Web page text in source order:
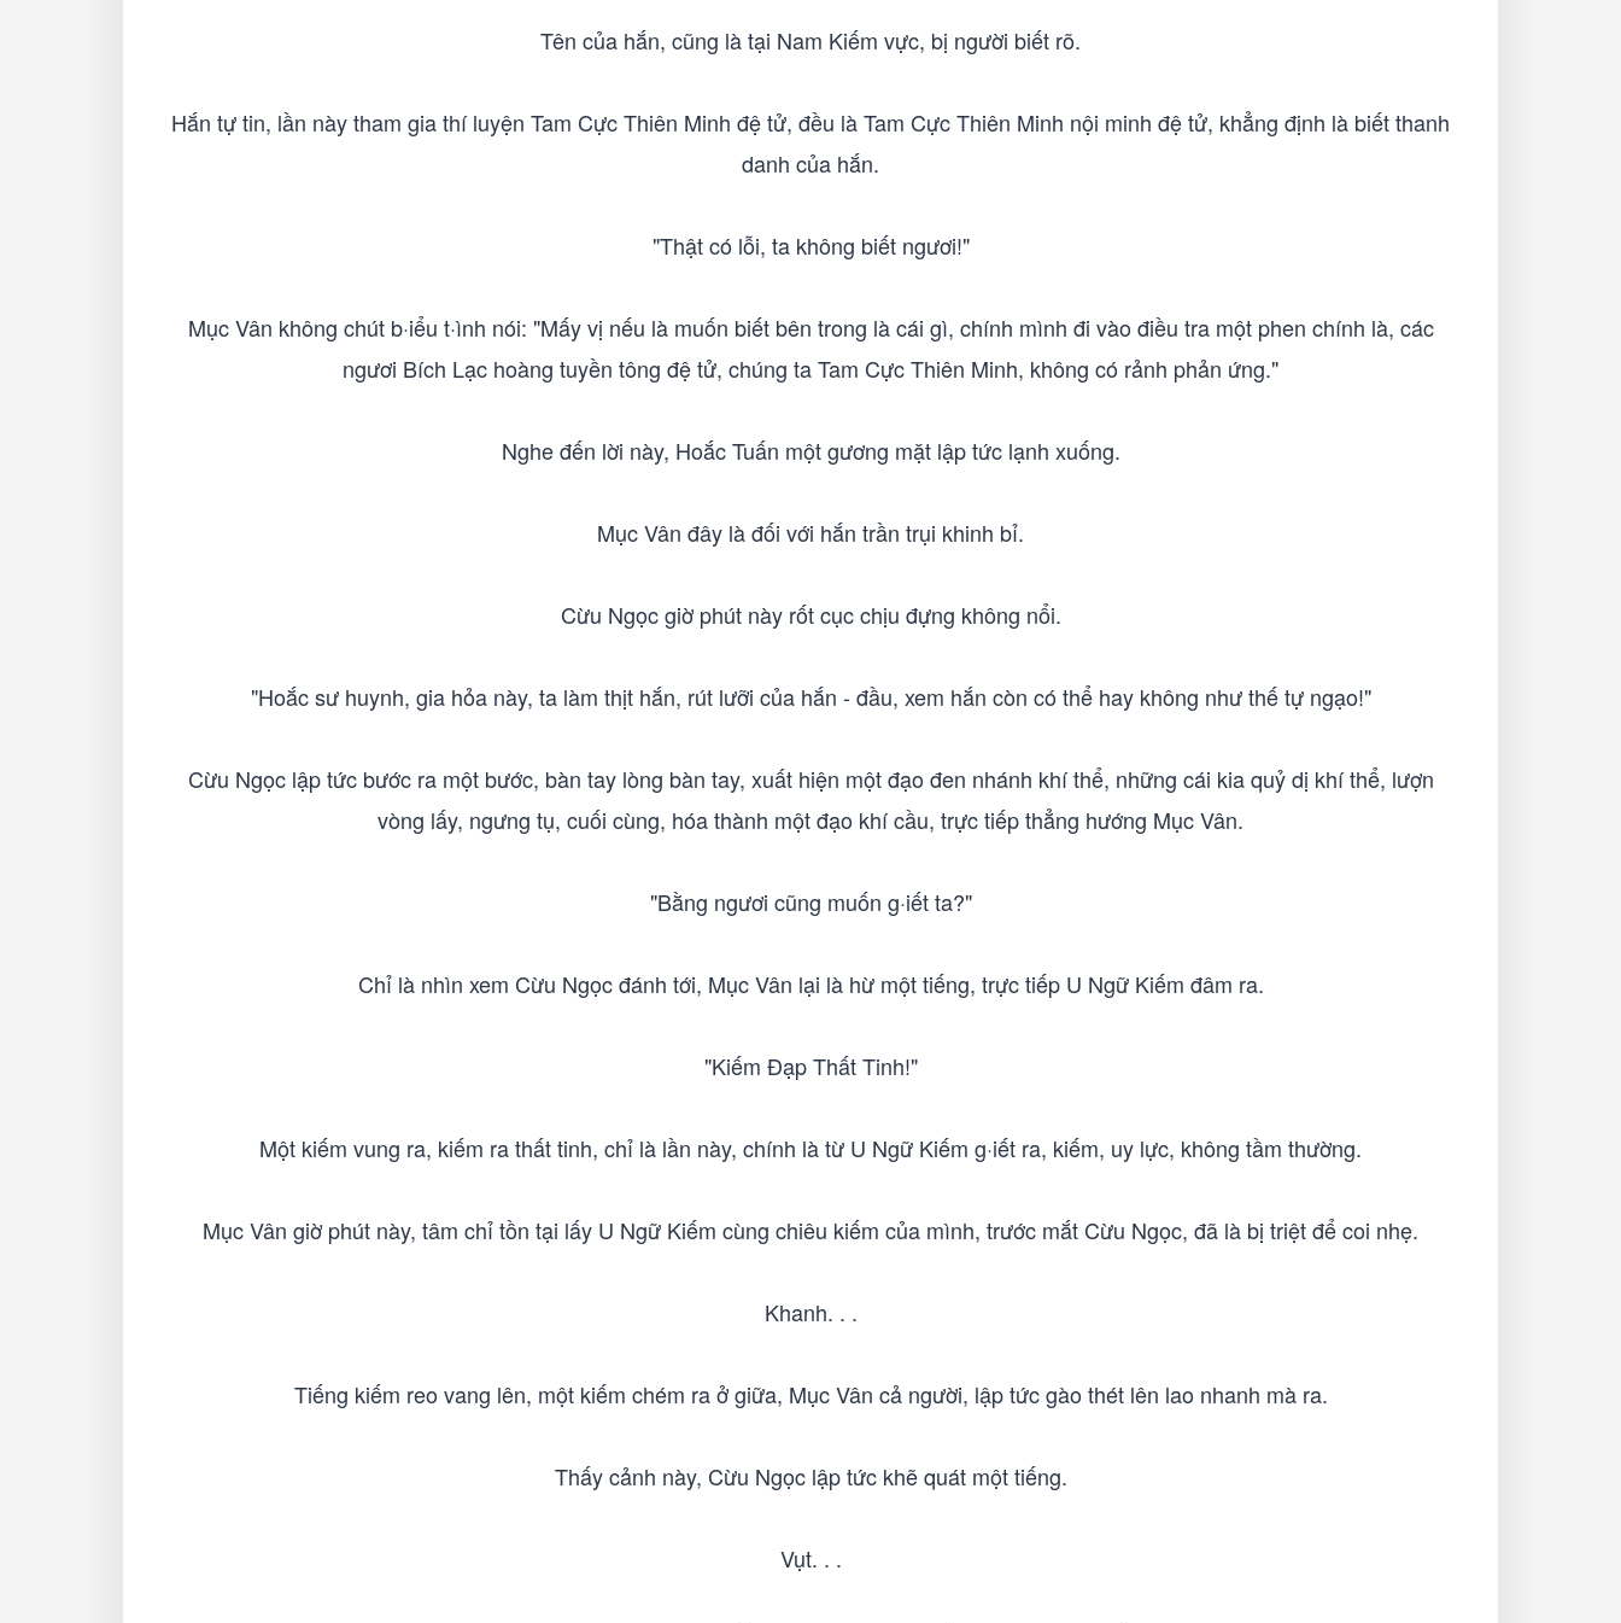
Tên của hắn, cũng là tại Nam Kiếm vực, bị người biết rõ.
Hắn tự tin, lần này tham gia thí luyện Tam Cực Thiên Minh đệ tử, đều là Tam Cực Thiên Minh nội minh đệ tử, khẳng định là biết thanh
danh của hắn.
"Thật có lỗi, ta không biết ngươi!"
Mục Vân không chút b·iểu t·ình nói: "Mấy vị nếu là muốn biết bên trong là cái gì, chính mình đi vào điều tra một phen chính là, các
ngươi Bích Lạc hoàng tuyền tông đệ tử, chúng ta Tam Cực Thiên Minh, không có rảnh phản ứng."
Nghe đến lời này, Hoắc Tuấn một gương mặt lập tức lạnh xuống.
Mục Vân đây là đối với hắn trần trụi khinh bỉ.
Cừu Ngọc giờ phút này rốt cục chịu đựng không nổi.
"Hoắc sư huynh, gia hỏa này, ta làm thịt hắn, rút lưỡi của hắn - đầu, xem hắn còn có thể hay không như thế tự ngạo!"
Cừu Ngọc lập tức bước ra một bước, bàn tay lòng bàn tay, xuất hiện một đạo đen nhánh khí thể, những cái kia quỷ dị khí thể, lượn
vòng lấy, ngưng tụ, cuối cùng, hóa thành một đạo khí cầu, trực tiếp thẳng hướng Mục Vân.
"Bằng ngươi cũng muốn g·iết ta?"
Chỉ là nhìn xem Cừu Ngọc đánh tới, Mục Vân lại là hừ một tiếng, trực tiếp U Ngữ Kiếm đâm ra.
"Kiếm Đạp Thất Tinh!"
Một kiếm vung ra, kiếm ra thất tinh, chỉ là lần này, chính là từ U Ngữ Kiếm g·iết ra, kiếm, uy lực, không tầm thường.
Mục Vân giờ phút này, tâm chỉ tồn tại lấy U Ngữ Kiếm cùng chiêu kiếm của mình, trước mắt Cừu Ngọc, đã là bị triệt để coi nhẹ.
Khanh. . .
Tiếng kiếm reo vang lên, một kiếm chém ra ở giữa, Mục Vân cả người, lập tức gào thét lên lao nhanh mà ra.
Thấy cảnh này, Cừu Ngọc lập tức khẽ quát một tiếng.
Vụt. . .